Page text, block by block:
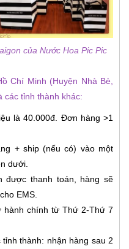
của Nước Hoa Pic Pic
Chí Minh (Huyện Nhà Bè,
các tỉnh thành khác:
là 40.000đ. Đơn hàng >1
+ ship (nếu có) vào một
dưới.
được thanh toán, hàng sẽ
EMS.
hành chính từ Thứ 2-Thứ 7
thành: nhận hàng sau 2